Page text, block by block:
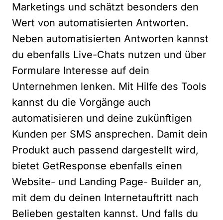
Marketings und schätzt besonders den
Wert von automatisierten Antworten.
Neben automatisierten Antworten kannst
du ebenfalls Live-Chats nutzen und über
Formulare Interesse auf dein
Unternehmen lenken. Mit Hilfe des Tools
kannst du die Vorgänge auch
automatisieren und deine zukünftigen
Kunden per SMS ansprechen. Damit dein
Produkt auch passend dargestellt wird,
bietet GetResponse ebenfalls einen
Website- und Landing Page- Builder an,
mit dem du deinen Internetauftritt nach
Belieben gestalten kannst. Und falls du